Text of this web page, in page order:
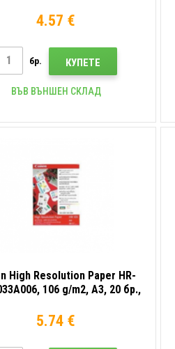
4.57 €
бр. КУПЕТЕ
ВЪВ ВЪНШЕН СКЛАД
High Resolution Paper HR-
106 g/m2, A3, 20 бр.,
фотохартия
5.74 €